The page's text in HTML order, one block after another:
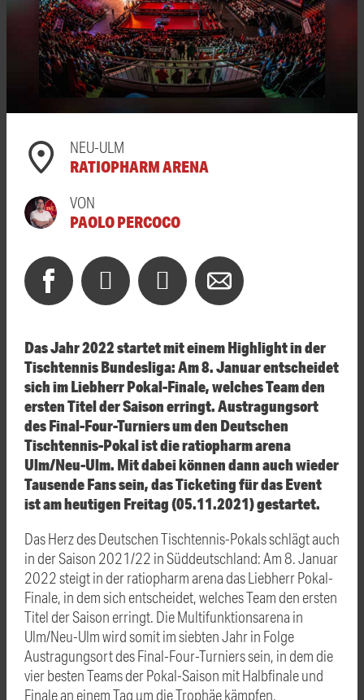
NEU-ULM
RATIOPHARM ARENA
VON
PAOLO PERCOCO
Das Jahr 2022 startet mit einem Highlight in der
Tischtennis Bundesliga: Am 8. Januar entscheidet
sich im Liebherr Pokal-Finale, welches Team den
ersten Titel der Saison erringt. Austragungsort
des Final-Four-Turniers um den Deutschen
Tischtennis-Pokal ist die ratiopharm arena
Ulm/Neu-Ulm. Mit dabei können dann auch wieder
Tausende Fans sein, das Ticketing für das Event
ist am heutigen Freitag (05.11.2021) gestartet.
Das Herz des Deutschen Tischtennis-Pokals schlägt auch
in der Saison 2021/22 in Süddeutschland: Am 8. Januar
2022 steigt in der ratiopharm arena das Liebherr Pokal-
Finale, in dem sich entscheidet, welches Team den ersten
Titel der Saison erringt. Die Multifunktionsarena in
Ulm/Neu-Ulm wird somit im siebten Jahr in Folge
Austragungsort des Final-Four-Turniers sein, in dem die
vier besten Teams der Pokal-Saison mit Halbfinale und
Finale an einem Tag um die Trophäe kämpfen.